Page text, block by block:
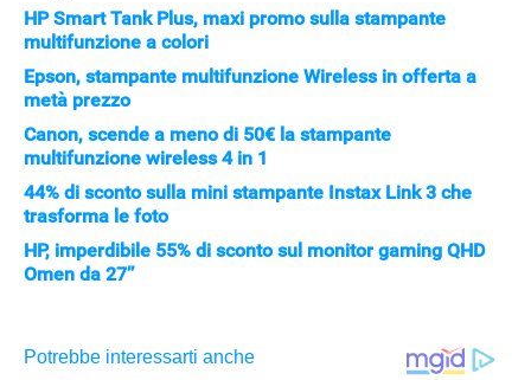
APPLE
HP Smart Tank Plus, maxi promo sulla stampante
multifunzione a colori
Epson, stampante multifunzione Wireless in offerta a
metà prezzo
Canon, scende a meno di 50€ la stampante
multifunzione wireless 4 in 1
44% di sconto sulla mini stampante Instax Link 3 che
trasforma le foto
HP, imperdibile 55% di sconto sul monitor gaming QHD
Omen da 27’’